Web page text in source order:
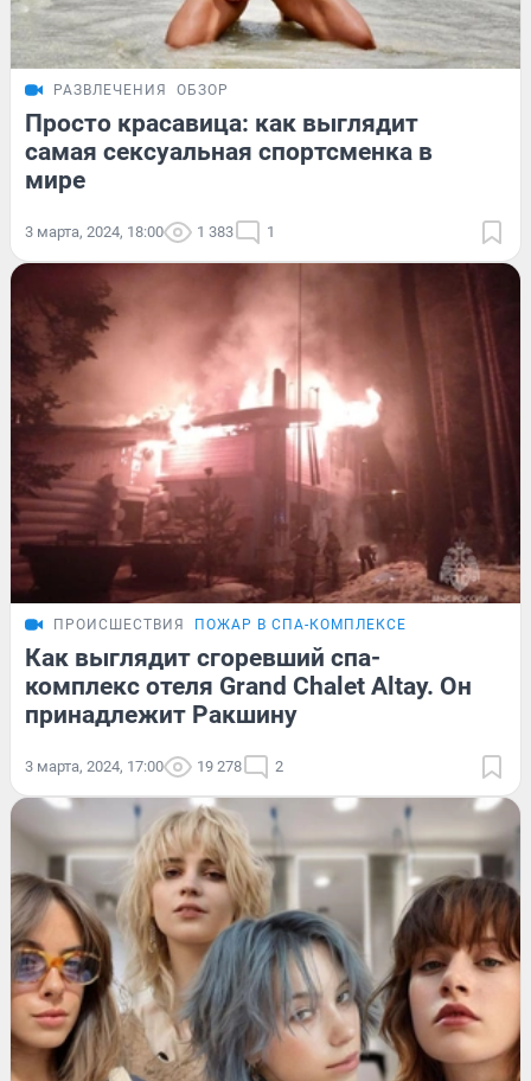
РАЗВЛЕЧЕНИЯ ОБЗОР
Просто красавица: как выглядит
самая сексуальная спортсменка в
мире
3 марта, 2024, 18:00 1 383 1
ПРОИСШЕСТВИЯ ПОЖАР В СПА-КОМПЛЕКСЕ
Как выглядит сгоревший спа-
комплекс отеля Grand Chalet Altay. Он
принадлежит Ракшину
3 марта, 2024, 17:00 19 278 2